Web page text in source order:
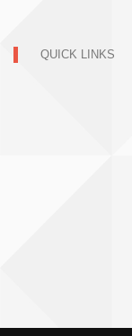
QUICK LINKS